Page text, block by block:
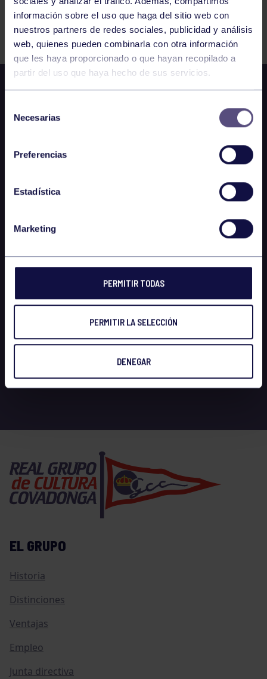
información sobre el uso que haga del sitio web con
nuestros partners de redes sociales, publicidad y análisis
web, quienes pueden combinarla con otra información
que les haya proporcionado o que hayan recopilado a
partir del uso que haya hecho de sus servicios.
Necesarias
Preferencias
Estadística
Marketing
PERMITIR TODAS
PERMITIR LA SELECCIÓN
DENEGAR
FILTRAR
EL GRUPO
Historia
Distinciones
Ventajas
Empleo
Junta directiva